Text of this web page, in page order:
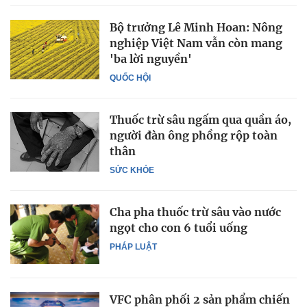
QUỐC HỘI
Bộ trưởng Lê Minh Hoan: Nông
nghiệp Việt Nam vẫn còn mang
'ba lời nguyền'
SỨC KHỎE
Thuốc trừ sâu ngấm qua quần áo,
người đàn ông phồng rộp toàn
thân
PHÁP LUẬT
Cha pha thuốc trừ sâu vào nước
ngọt cho con 6 tuổi uống
VFC phân phối 2 sản phẩm chiến